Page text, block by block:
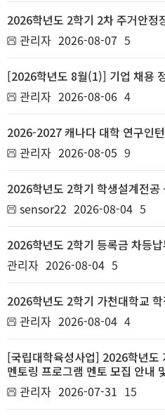
2026학년도 2학기 2차 주거안정
관리자 2026-08-07 5
[2026학년도 8월(1)] 기업 채용
관리자 2026-08-06 4
2026-2027 캐나다 대학 연구인
관리자 2026-08-05 9
2026학년도 2학기 학생설계전공
sensor22 2026-08-04 5
2026학년도 2학기 등록금 차등
관리자 2026-08-04 5
2026학년도 2학기 가천대학교
관리자 2026-08-04 4
[국립대학육성사업] 2026학년도
멘토링 프로그램 멘토 모집 안내
관리자 2026-07-31 15